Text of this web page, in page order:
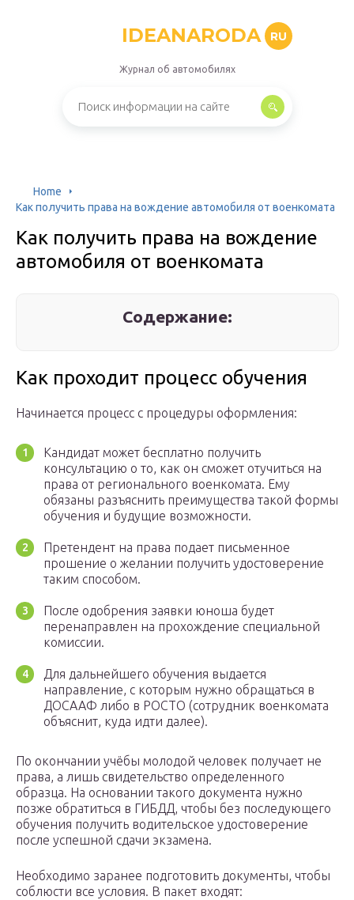
IDEANARODA RU
Журнал об автомобилях
Home
Как получить права на вождение автомобиля от военкомата
Как получить права на вождение
автомобиля от военкомата
Содержание:
Как проходит процесс обучения
Начинается процесс с процедуры оформления:
Кандидат может бесплатно получить
консультацию о то, как он сможет отучиться на
права от регионального военкомата. Ему
обязаны разъяснить преимущества такой формы
обучения и будущие возможности.
Претендент на права подает письменное
прошение о желании получить удостоверение
таким способом.
После одобрения заявки юноша будет
перенаправлен на прохождение специальной
комиссии.
Для дальнейшего обучения выдается
направление, с которым нужно обращаться в
ДОСААФ либо в РОСТО (сотрудник военкомата
объяснит, куда идти далее).
По окончании учёбы молодой человек получает не
права, а лишь свидетельство определенного
образца. На основании такого документа нужно
позже обратиться в ГИБДД, чтобы без последующего
обучения получить водительское удостоверение
после успешной сдачи экзамена.
Необходимо заранее подготовить документы, чтобы
соблюсти все условия. В пакет входят: